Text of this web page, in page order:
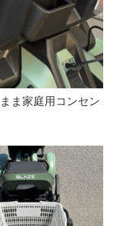
ま家庭用コンセン